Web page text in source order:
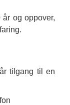
og oppover,
tilgang til en